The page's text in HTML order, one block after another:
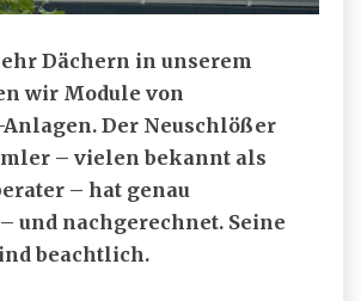
Dächern in unserem
wir Module von
Der Neuschlößer
– vielen bekannt als
– hat genau
und nachgerechnet. Seine
beachtlich.